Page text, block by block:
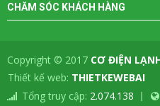
CHĂM SÓC KHÁCH HÀNG
Copyright © 2017 CƠ ĐIỆN
Thiết kế web: THIETKEWEBAI
Tổng truy cập: 2.074.138